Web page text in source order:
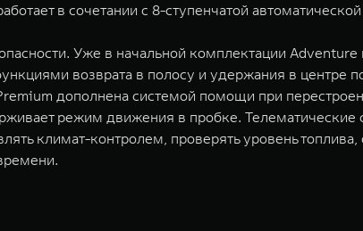
в сочетании с 8-ступенчатой
Уже в начальной комплектации
возврата в полосу и удержания в центре
дополнена системой помощи при
режим движения в пробке. Телематические
климат-контролем, проверять уровень топлива,